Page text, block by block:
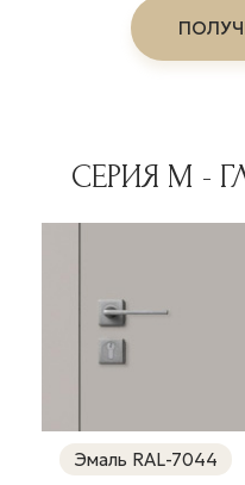
СЕРИЯ M -
Эмаль RAL-7044